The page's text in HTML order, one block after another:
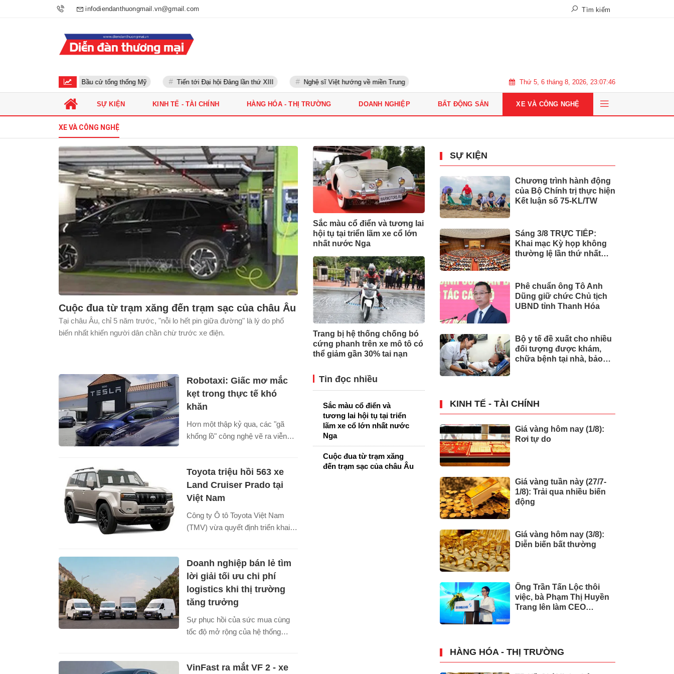
infodiendanthuongmail.vn@gmail.com Tìm kiếm
Bầu cử tổng thống Mỹ Tiến tới Đại hội Đảng lần thứ XIII Nghệ sĩ Việt hướng về miền Trung Thứ 5, 6 tháng 8, 2026, 23:07:48
SỰ KIỆN KINH TẾ - TÀI CHÍNH HÀNG HÓA - THỊ TRƯỜNG DOANH NGHIỆP BẤT ĐỘNG SẢN XE VÀ CÔNG NGHỆ
XE VÀ CÔNG NGHỆ
Cuộc đua từ trạm xăng đến trạm sạc của châu Âu
Tại châu Âu, chỉ 5 năm trước, "nỗi lo hết pin giữa đường" là lý do phổ
biến nhất khiến người dân chần chừ trước xe điện.
Sắc màu cổ điển và tương lai
hội tụ tại triển lãm xe cổ lớn
nhất nước Nga
Trang bị hệ thống chống bó
cứng phanh trên xe mô tô có
thể giảm gần 30% tai nạn
Robotaxi: Giấc mơ mắc
kẹt trong thực tế khó
khăn
Hơn một thập kỷ qua, các "gã
khổng lồ" công nghệ vẽ ra viễn
đi lại tại các đô thị.
Toyota triệu hồi 563 xe
Land Cruiser Prado tại
Việt Nam
Công ty Ô tô Toyota Việt Nam
(TMV) vừa quyết định triển khai
phần mềm cụm đồng hồ táp lô,
khắc phục lỗi có thể ảnh hưởng
đến khả năng hiển thị các đèn
cảnh báo trên xe.
Doanh nghiệp bán lẻ tìm
lời giải tối ưu chi phí
logistics khi thị trường
tăng trưởng
Sự phục hồi của sức mua cùng
tốc độ mở rộng của hệ thống
nghiệp. Trong bối cảnh chi phí
VinFast ra mắt VF 2 - xe
Tin đọc nhiều
Sắc màu cổ điển và
tương lai hội tụ tại triển
lãm xe cổ lớn nhất nước
Nga
Cuộc đua từ trạm xăng
đến trạm sạc của châu Âu
SỰ KIỆN
Chương trình hành động
của Bộ Chính trị thực hiện
Kết luận số 75-KL/TW
Sáng 3/8 TRỰC TIẾP:
Khai mạc Kỳ họp không
thường lệ lần thứ nhất
Phê chuẩn ông Tô Anh
Dũng giữ chức Chủ tịch
UBND tỉnh Thanh Hóa
Bộ y tế đề xuất cho nhiều
đối tượng được khám,
chữa bệnh tại nhà, bảo
KINH TẾ - TÀI CHÍNH
Giá vàng hôm nay (1/8):
Rơi tự do
Giá vàng tuần này (27/7-
1/8): Trải qua nhiều biến
động
Giá vàng hôm nay (3/8):
Diễn biến bất thường
Ông Trần Tấn Lộc thôi
việc, bà Phạm Thị Huyền
Trang lên làm CEO
HÀNG HÓA - THỊ TRƯỜNG